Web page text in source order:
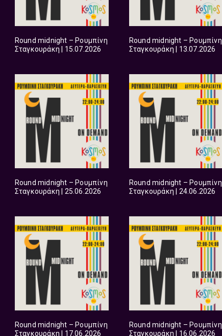
Round midnight – Ρουμπίνη
Σταγκουράκη | 15.07.2026
Round midnight – Ρουμπίνη
Σταγκουράκη | 13.07.2026
Round midnight – Ρουμπίνη
Σταγκουράκη | 25.06.2026
Round midnight – Ρουμπίνη
Σταγκουράκη | 24.06.2026
Round midnight – Ρουμπίνη
Σταγκουράκη | 17.06.2026
Round midnight – Ρουμπίνη
Σταγκουράκη | 16.06.2026